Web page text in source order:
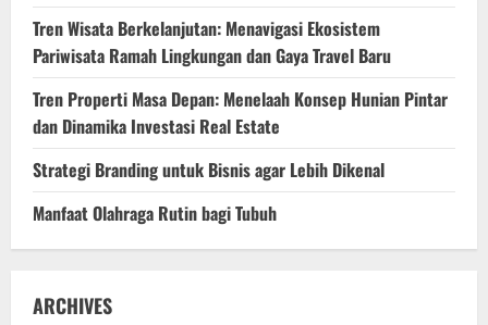
Tren Wisata Berkelanjutan: Menavigasi Ekosistem
Pariwisata Ramah Lingkungan dan Gaya Travel Baru
Tren Properti Masa Depan: Menelaah Konsep Hunian Pintar
dan Dinamika Investasi Real Estate
Strategi Branding untuk Bisnis agar Lebih Dikenal
Manfaat Olahraga Rutin bagi Tubuh
ARCHIVES